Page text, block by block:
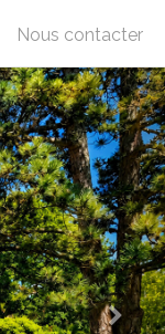
Nous contacter